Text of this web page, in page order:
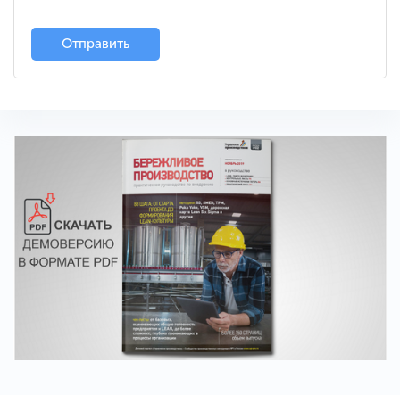
Отправить